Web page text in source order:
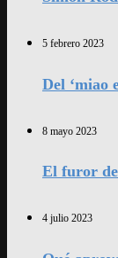
5 febrero 2023
Del ‘miao
8 mayo 2023
El furor
4 julio 2023